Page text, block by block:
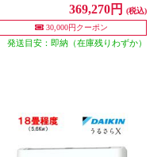
デル】 AN566ARP-W-ESET
369,270円
(税込)
30,000円クーポン
発送目安：即納（在庫残りわずか）